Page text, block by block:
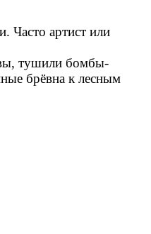
Часто артист или
тушили бомбы-
брёвна к лесным